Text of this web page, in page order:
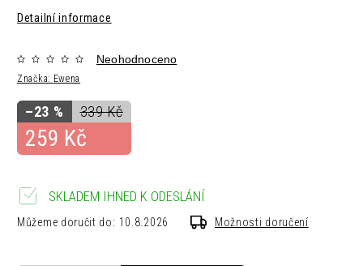
Detailní informace
Značka: Ewena
Neohodnoceno
339 Kč
–23 %
259 Kč
SKLADEM IHNED K ODESLÁNÍ
Můžeme doručit do: 10.8.2026 Možnosti doručení